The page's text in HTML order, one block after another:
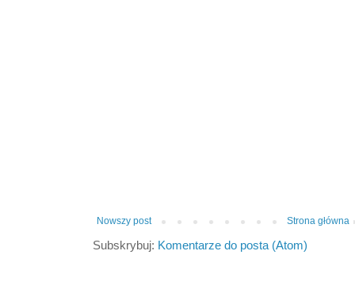
Nowszy post Strona główna
Subskrybuj: Komentarze do posta (Atom)